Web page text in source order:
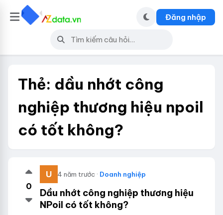
Đăng nhập
Thẻ: dầu nhớt công
nghiệp thương hiệu npoil
có tốt không?
0
4 năm trước · Doanh nghiệp
Dầu nhớt công nghiệp thương hiệu
NPoil có tốt không?